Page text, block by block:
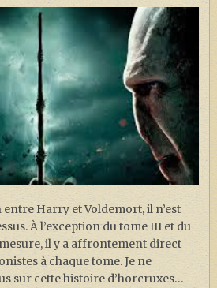
Harry et Voldemort, il n’est
À l’exception du tome III et du
il y a affrontement direct
à chaque tome. Je ne
sur cette histoire d’horcruxes…